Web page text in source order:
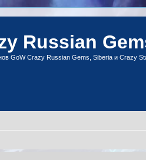
Russian
GoW Crazy Russian Gems, Siberia и Crazy